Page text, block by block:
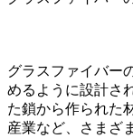
グラスファイバー
めるように設計さ
た鎖から作られた
産業など、さまざ